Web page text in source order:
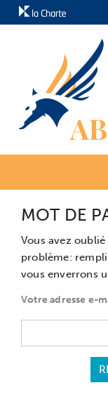
MOT DE
Vous avez
problème:
vous enverrons
Votre adresse e-